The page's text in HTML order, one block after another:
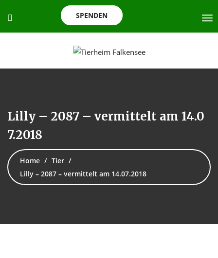
SPENDEN
Lilly – 2087 – vermittelt am 14.0
7.2018
Home
Tier
Lilly – 2087 – vermittelt am 14.07.2018